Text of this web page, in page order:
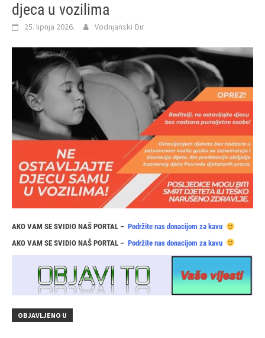
djeca u vozilima
25. lipnja 2026. Vodnjanski Đir
AKO VAM SE SVIDIO NAŠ PORTAL – Podržite nas donacijom za kavu
AKO VAM SE SVIDIO NAŠ PORTAL – Podržite nas donacijom za kavu
OBJAVLJENO U